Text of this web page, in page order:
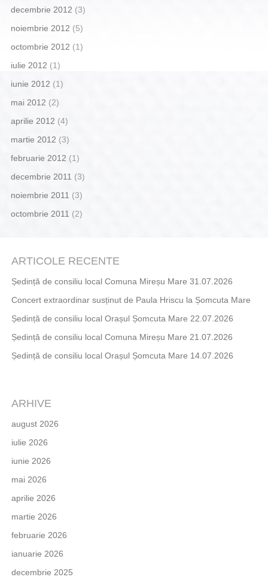
decembrie 2012 (3)
noiembrie 2012 (5)
octombrie 2012 (1)
iulie 2012 (1)
iunie 2012 (1)
mai 2012 (2)
aprilie 2012 (4)
martie 2012 (3)
februarie 2012 (1)
decembrie 2011 (3)
noiembrie 2011 (3)
octombrie 2011 (2)
ARTICOLE RECENTE
Ședință de consiliu local Comuna Mireșu Mare 31.07.2026
Concert extraordinar susținut de Paula Hriscu la Șomcuta Mare
Ședință de consiliu local Orașul Șomcuta Mare 22.07.2026
Ședință de consiliu local Comuna Mireșu Mare 21.07.2026
Ședință de consiliu local Orașul Șomcuta Mare 14.07.2026
ARHIVE
august 2026
iulie 2026
iunie 2026
mai 2026
aprilie 2026
martie 2026
februarie 2026
ianuarie 2026
decembrie 2025